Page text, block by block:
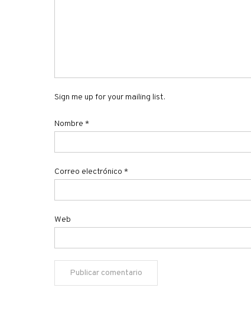
Sign me up for your mailing list.
Nombre *
Correo electrónico *
Web